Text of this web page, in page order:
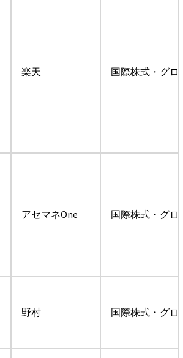
楽天 国際株式・グロ
アセマネOne 国際株式・グロ
野村 国際株式・グロ